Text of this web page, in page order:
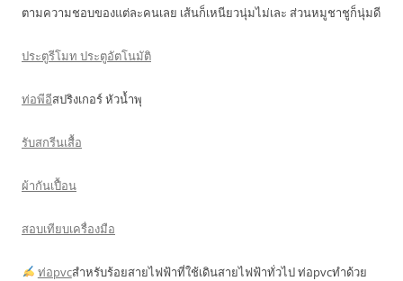
ตามความชอบของแต่ละคนเลย เส้นก็เหนียวนุ่มไม่เละ ส่วนหมูชาชูก็นุ่มดี
ประตูรีโมท ประตูอัตโนมัติ
ท่อพีอีสปริงเกอร์ หัวน้ำพุ
รับสกรีนเสื้อ
ผ้ากันเปื้อน
สอบเทียบเครื่องมือ
ท่อpvcสำหรับร้อยสายไฟฟ้าที่ใช้เดินสายไฟฟ้าทั่วไป ท่อpvcทำด้วย